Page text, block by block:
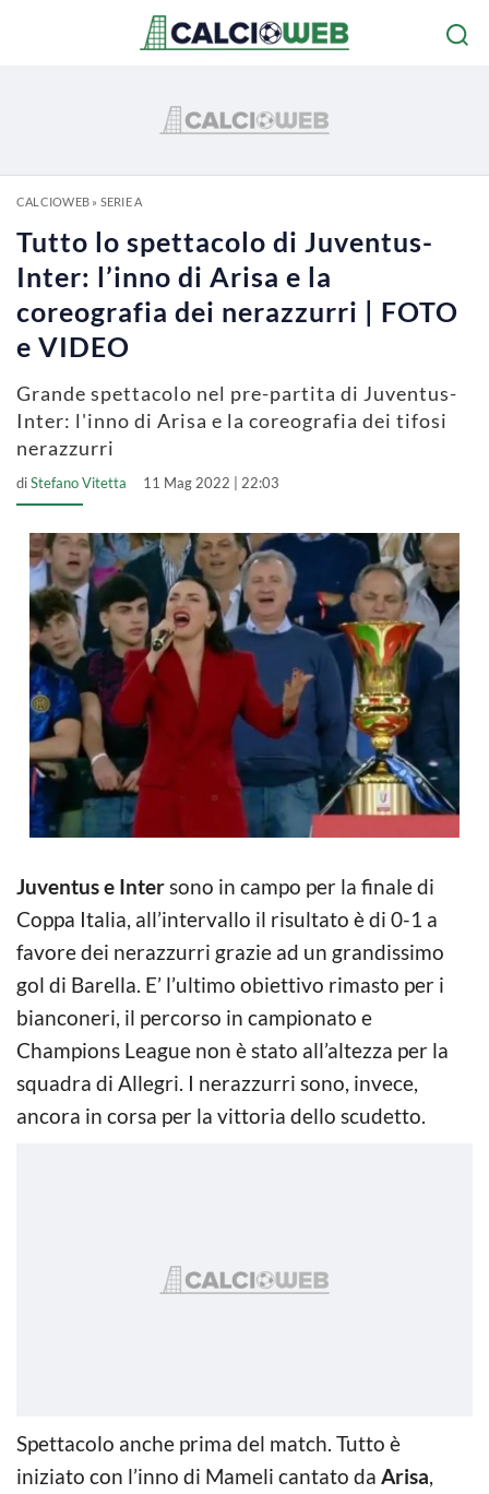
CALCIOWEB» SERIE A
Tutto lo spettacolo di Juventus-
Inter: l’inno di Arisa e la
coreografia dei nerazzurri | FOTO
e VIDEO
Grande spettacolo nel pre-partita di Juventus-
Inter: l'inno di Arisa e la coreografia dei tifosi
nerazzurri
diStefano Vitetta 11 Mag 2022 | 22:03
Juventus e Intersono in campo per la finale di
Coppa Italia, all’intervallo il risultato è di 0-1 a
favore dei nerazzurri grazie ad un grandissimo
gol di Barella. E’ l’ultimo obiettivo rimasto per i
bianconeri, il percorso in campionato e
Champions League non è stato all’altezza per la
squadra di Allegri. I nerazzurri sono, invece,
ancora in corsa per la vittoria dello scudetto.
Spettacolo anche prima del match. Tutto è
iniziato con l’inno di Mameli cantato da Arisa,